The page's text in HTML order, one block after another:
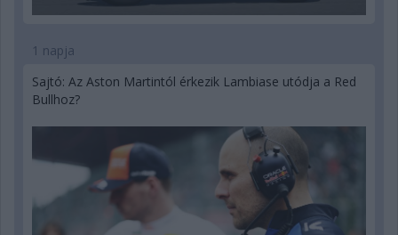
1 napja
Sajtó: Az Aston Martintól érkezik Lambiase utódja a Red
Bullhoz?